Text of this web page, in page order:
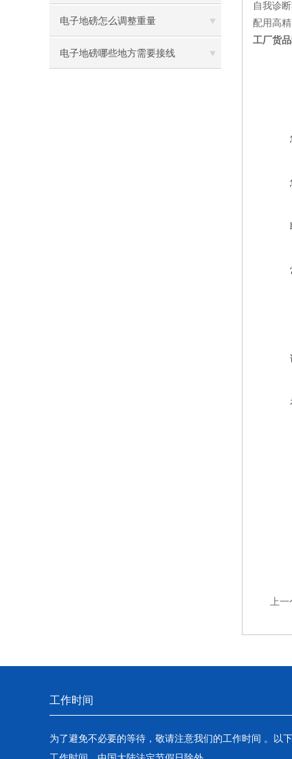
电子地磅怎么调整重量
电子地磅哪些地方需要接线
自我诊
配用高
工厂货
上一
工作时间
为了避免不必要的等待，敬请注意我们的工作时间 。以